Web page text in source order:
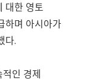
대한 영토
하며 아시아가
다.
인 경제